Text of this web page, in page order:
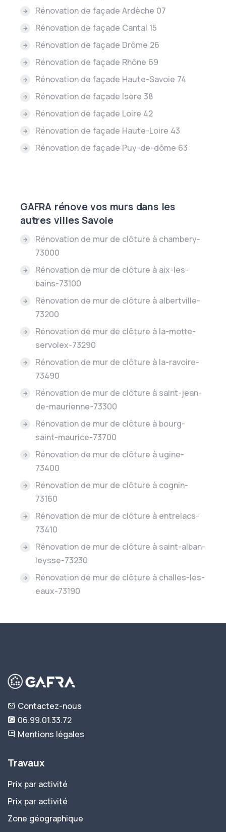
Rénovation de façade Ardèche 07
Rénovation de façade Cantal 15
Rénovation de façade Drôme 26
Rénovation de façade Rhône 69
Rénovation de façade Haute-Savoie 74
Rénovation de façade Isère 38
Rénovation de façade Loire 42
Rénovation de façade Haute-Loire 43
Rénovation de façade Puy-de-dôme 63
GAFRA rénove vos murs dans les
autres villes Savoie
Rénovation de mur de clôture à chambery-
73000
Rénovation de mur de clôture à aix-les-
bains-73100
Rénovation de mur de clôture à albertville-
73200
Rénovation de mur de clôture à la-motte-
servolex-73290
Rénovation de mur de clôture à la-ravoire-
73490
Rénovation de mur de clôture à saint-jean-
de-maurienne-73300
Rénovation de mur de clôture à bourg-
saint-maurice-73700
Rénovation de mur de clôture à ugine-
73400
Rénovation de mur de clôture à cognin-
73160
Rénovation de mur de clôture à entrelacs-
73410
Rénovation de mur de clôture à saint-alban-
leysse-73230
Rénovation de mur de clôture à challes-les-
eaux-73190
Contactez-nous
06.99.01.33.72
Mentions légales
Travaux
Prix par activité
Prix par activité
Zone géographique